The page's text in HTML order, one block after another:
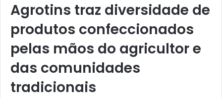
Agrotins traz diversidade de
produtos confeccionados
pelas mãos do agricultor e
das comunidades
tradicionais